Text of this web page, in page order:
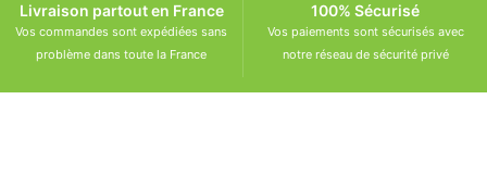
Livraison partout en France
Vos commandes sont expédiées sans
problème dans toute la France
100% Sécurisé
Vos paiements sont sécurisés avec
notre réseau de sécurité privé